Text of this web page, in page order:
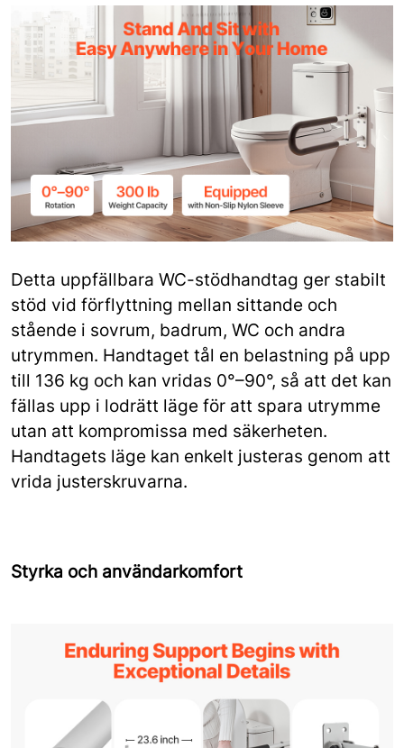
Detta uppfällbara WC-stödhandtag ger stabilt
stöd vid förflyttning mellan sittande och
stående i sovrum, badrum, WC och andra
utrymmen. Handtaget tål en belastning på upp
till 136 kg och kan vridas 0°–90°, så att det kan
fällas upp i lodrätt läge för att spara utrymme
utan att kompromissa med säkerheten.
Handtagets läge kan enkelt justeras genom att
vrida justerskruvarna.
Styrka och användarkomfort